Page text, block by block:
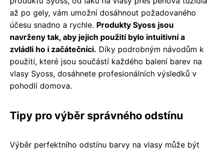
až po gely, vám umožní dosáhnout požadovaného
účesu snadno a rychle. Produkty Syoss jsou
navrženy tak, aby jejich použití bylo intuitivní a
zvládli ho i začátečníci. Díky podrobným návodům k
použití, které jsou součástí každého balení barev na
vlasy Syoss, dosáhnete profesionálních výsledků v
pohodlí domova.
Tipy pro výběr správného odstínu
Výběr perfektního odstínu barvy na vlasy může být